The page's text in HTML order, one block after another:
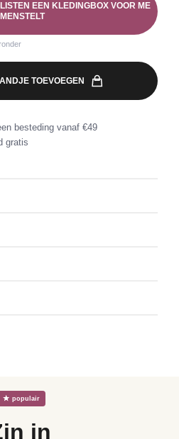
EEN KLEDINGBOX VOOR ME
TOEVOEGEN
besteding vanaf €49
gratis
ideaal voor een casual look voor
lucht laten drogen; strijken op
☆ populair
in